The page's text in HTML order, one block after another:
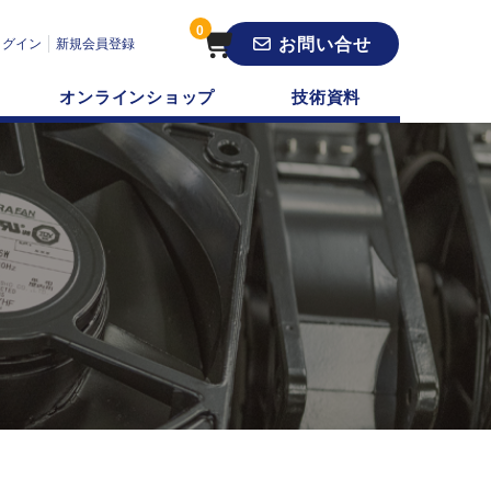
イン 新規会員登録
0
お問い合せ
オンラインショップ 技術資料